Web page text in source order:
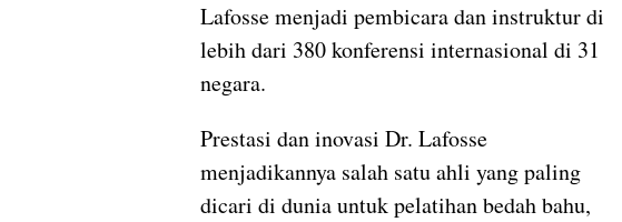
Lafosse menjadi pembicara dan instruktur di
lebih dari 380 konferensi internasional di 31
negara.
Prestasi dan inovasi Dr. Lafosse
menjadikannya salah satu ahli yang paling
dicari di dunia untuk pelatihan bedah bahu,